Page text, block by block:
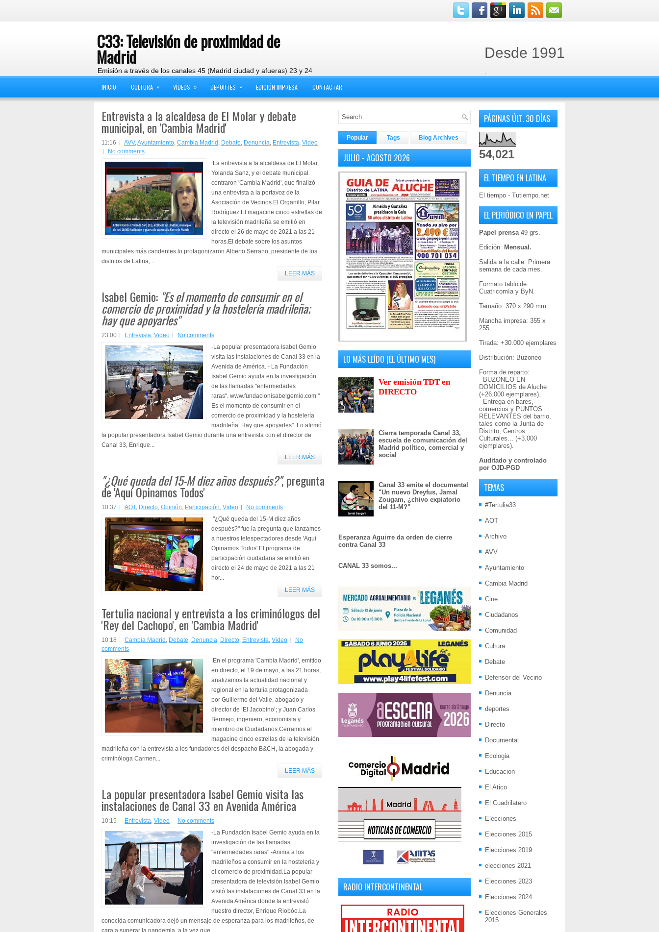
C33: Televisión de proximidad de
Madrid
Emisión a través de los canales 45 (Madrid ciudad y afueras) 23 y 24
Desde 1991
INICIO CULTURA » VÍDEOS » DEPORTES » EDICIÓN IMPRESA CONTACTAR
Entrevista a la alcaldesa de El Molar y debate
municipal, en 'Cambia Madrid'
11:16 AVV,Ayuntamiento, Cambia Madrid , Debate, Denuncia, Entrevista, Video
No comments
La entrevista a la alcaldesa de El Molar,
Yolanda Sanz, y el debate municipal
centraron 'Cambia Madrid', que finalizó
una entrevista a la portavoz de la
Asociación de Vecinos El Organillo, Pilar
Rodríguez.El magacine cinco estrellas de
la televisión madrileña se emitió en
directo el 26 de mayo de 2021 a las 21
horas.El debate sobre los asuntos
municipales más candentes lo protagonizaron Alberto Serrano, presidente de los
distritos de Latina,...
LEER MÁS
Isabel Gemio: "Es el momento de consumir en el
comercio de proximidad y la hostelería madrileña;
hay que apoyarles"
23:00 Entrevista, Video
No comments
-La popular presentadora Isabel Gemio
visita las instalaciones de Canal 33 en la
Avenida de América. - La Fundación
Isabel Gemio ayuda en la investigación
de las llamadas "enfermedades
raras". www.fundacionisabelgemio.com "
Es el momento de consumir en el
comercio de proximidad y la hostelería
madrileña. Hay que apoyarles". Lo afirmó
la popular presentadora Isabel Gemio durante una entrevista con el director de
Canal 33, Enrique...
LEER MÁS
"¿Qué queda del 15-M diez años después?", pregunta
de 'Aquí Opinamos Todos'
10:37 AOT, Directo, Opinión, Participación, Video
No comments
"¿Qué queda del 15-M diez años
después?" fue la pregunta que lanzamos
a nuestros telespectadores desde 'Aquí
Opinamos Todos'.El programa de
participación ciudadana se emitió en
directo el 24 de mayo de 2021 a las 21
hor...
LEER MÁS
Tertulia nacional y entrevista a los criminólogos del
'Rey del Cachopo', en 'Cambia Madrid'
10:18 Cambia Madrid , Debate, Denuncia, Directo, Entrevista, Video
No
comments
En el programa 'Cambia Madrid', emitido
en directo, el 19 de mayo, a las 21 horas,
analizamos la actualidad nacional y
regional en la tertulia protagonizada
por Guillermo del Valle, abogado y
director de ‘El Jacobino’; y Juan Carlos
Bermejo, ingeniero, economista y
miembro de Ciudadanos.Cerramos el
magacine cinco estrellas de la televisión
madrileña con la entrevista a los fundadores del despacho B&CH, la abogada y
criminóloga Carmen...
LEER MÁS
La popular presentadora Isabel Gemio visita las
instalaciones de Canal 33 en Avenida América
10:15 Entrevista, Video
No comments
-La Fundación Isabel Gemio ayuda en la
investigación de las llamadas
"enfermedades raras".-Anima a los
madrileños a consumir en la hostelería y
el comercio de proximidad.La popular
presentadora de televisión Isabel Gemio
visitó las instalaciones de Canal 33 en la
Avenida América donde la entrevistó
nuestro director, Enrique Riobóo.La
conocida comunicadora dejó un mensaje de esperanza para los madrileños, de
cara a superar la pandemia, a la vez que...
Popular Tags Blog Archives
JULIO - AGOSTO 2026
LO MÁS LEÍDO (EL ÚLTIMO MES)
Ver emisión TDT en
DIRECTO
Cierra temporada Canal 33,
escuela de comunicación del
Madrid político, comercial y
social
Canal 33 emite el documental
"Un nuevo Dreyfus, Jamal
Zougam, ¿chivo expiatorio
del 11-M?"
Esperanza Aguirre da orden de cierre
contra Canal 33
CANAL 33 somos...
RADIO INTERCONTINENTAL
PÁGINAS ÚLT. 30 DÍAS
54,021
EL TIEMPO EN LATINA
El tiempo - Tutiempo.net
EL PERIÓDICO EN PAPEL
Papel prensa49 grs.
Edición: Mensual.
Salida a la calle: Primera
semana de cada mes.
Formato tabloide:
Cuatricomía y ByN.
Tamaño: 370 x 290 mm.
Mancha impresa: 355 x
255
Tirada: +30.000 ejemplares
Distribución: Buzoneo
Forma de reparto:
- BUZONEO EN
DOMICILIOS de Aluche
(+26.000 ejemplares).
- Entrega en bares,
comercios y PUNTOS
RELEVANTES del barrio,
tales como la Junta de
Distrito, Centros
Culturales... (+3.000
ejemplares).
Auditado y controlado
por OJD-PGD
TEMAS
#Tertulia33
AOT
Archivo
AVV
Ayuntamiento
Cambia Madrid
Cine
Ciudadanos
Comunidad
Cultura
Debate
Defensor del Vecino
Denuncia
deportes
Directo
Documental
Ecologia
Educacion
El Atico
El Cuadrilatero
Elecciones
Elecciones 2015
Elecciones 2019
elecciones 2021
Elecciones 2023
Elecciones 2024
Elecciones Generales
2015